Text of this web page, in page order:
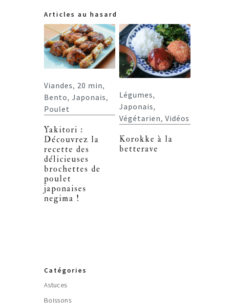
Articles au hasard
Viandes, 20 min,
Bento, Japonais,
Poulet
Yakitori :
Découvrez la
recette des
délicieuses
brochettes de
poulet
japonaises
negima !
Légumes,
Japonais,
Végétarien, Vidéos
Korokke à la
betterave
Catégories
Astuces
Boissons